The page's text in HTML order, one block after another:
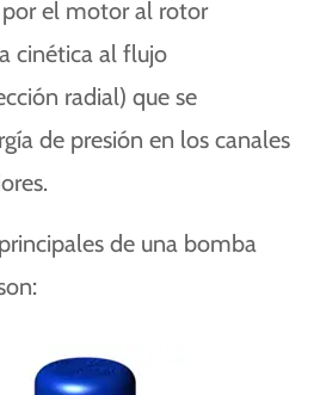
el motor al rotor
cinética al flujo
radial) que se
de presión en los canales
de una bomba